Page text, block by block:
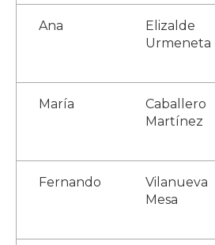
Ana
Elizalde
Urmeneta
María
Caballero
Martínez
Fernando
Vilanueva
Mesa